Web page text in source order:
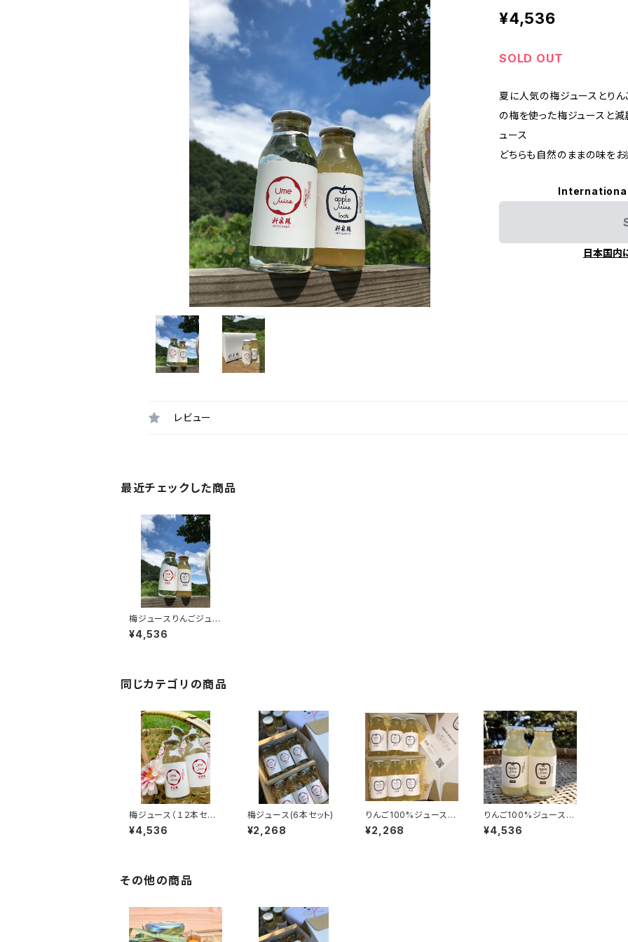
¥4,536
SOLD OUT
夏に人気の梅ジュースとり
の梅を使った梅ジュースと
ュース
どちらも自然のままの味をお
日本国内
レビュー
最近チェックした商品
梅ジュースりんごジュー
スセット
¥4,536
同じカテゴリの商品
梅ジュース（１２本セッ
ト）
¥4,536
梅ジュース(6本セット)
¥2,268
りんご100%ジュース
（6本セット）
¥2,268
りんご100%ジュース（1
2本セット）
¥4,536
その他の商品